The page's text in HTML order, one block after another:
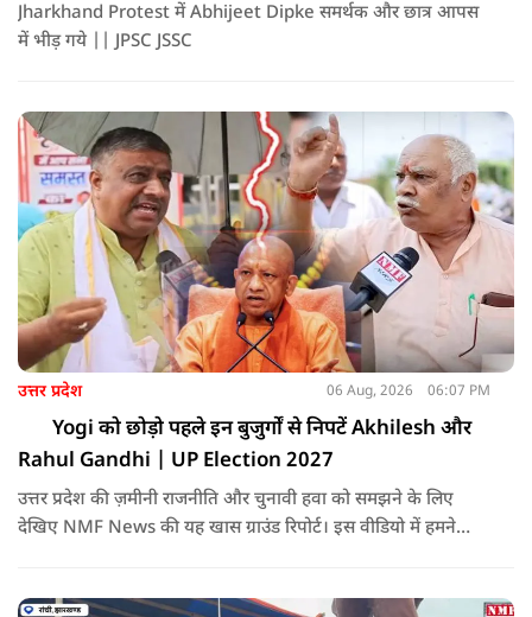
Jharkhand Protest में Abhijeet Dipke समर्थक और छात्र आपस
में भीड़ गये || JPSC JSSC
उत्तर प्रदेश 06 Aug, 2026 06:07 PM
Yogi को छोड़ो पहले इन बुजुर्गों से निपटें Akhilesh और
Rahul Gandhi | UP Election 2027
उत्तर प्रदेश की ज़मीनी राजनीति और चुनावी हवा को समझने के लिए
देखिए NMF News की यह खास ग्राउंड रिपोर्ट। इस वीडियो में हमने